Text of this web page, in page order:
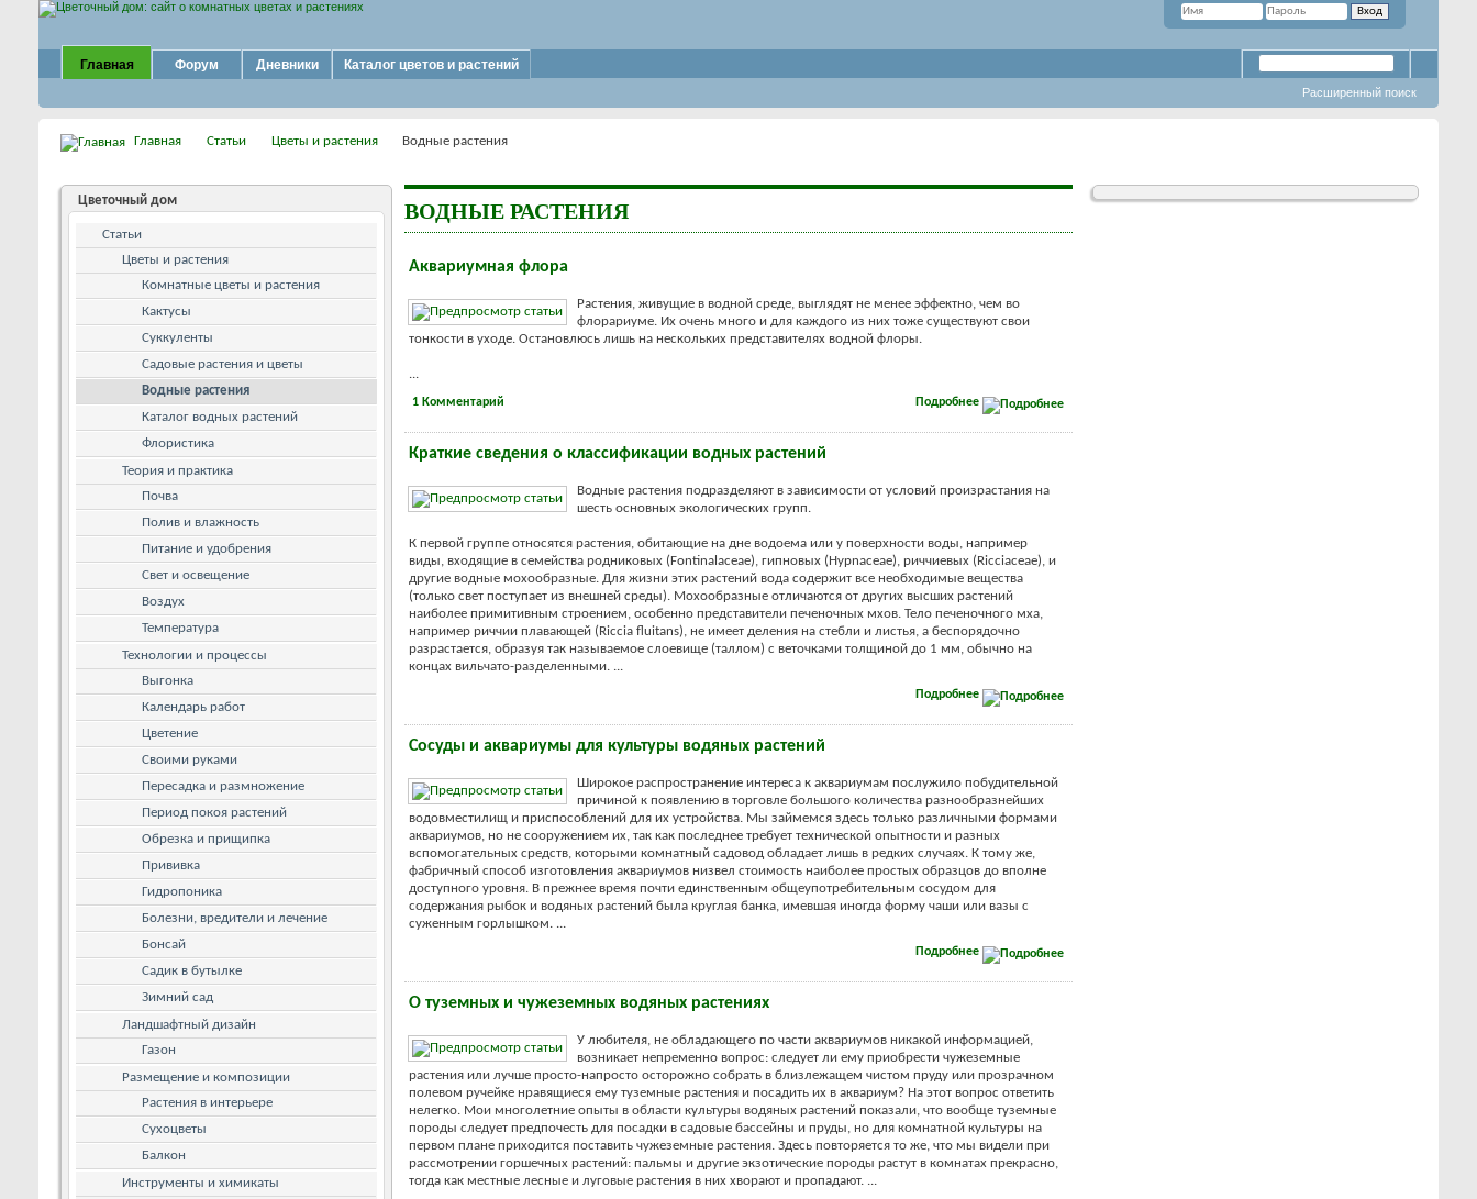
Главная Форум Дневники Каталог цветов и растений
Расширенный поиск
Главная Статьи Цветы и растения Водные растения
ВОДНЫЕ РАСТЕНИЯ
Аквариумная флора
Растения, живущие в водной среде, выглядят не менее эффектно, чем во
флорариуме. Их очень много и для каждого из них тоже существуют свои
тонкости в уходе. Остановлюсь лишь на нескольких представителях водной флоры.
Подробнее
1 Комментарий
Краткие сведения о классификации водных растений
Водные растения подразделяют в зависимости от условий произрастания на
шесть основных экологических групп.
К первой группе относятся растения, обитающие на дне водоема или у поверхности воды, например
виды, входящие в семейства родниковых (Fontinalaceae), гипновых (Нурnасеае), риччиевых (Ricciaceae), и
другие водные мохообразные. Для жизни этих растений вода содержит все необходимые вещества
(только свет поступает из внешней среды). Мохообразные отличаются от других высших растений
наиболее примитивным строением, особенно представители печеночных мхов. Тело печеночного мха,
например риччии плавающей (Riccia fluitans), не имеет деления на стебли и листья, а беспорядочно
разрастается, образуя так называемое слоевище (таллом) с веточками толщиной до 1 мм, обычно на
концах вильчато-разделенными. ...
Подробнее
Сосуды и аквариумы для культуры водяных растений
Широкое распространение интереса к аквариумам послужило побудительной
причиной к появлению в торговле большого количества разнообразнейших
водовместилищ и приспособлений для их устройства. Мы займемся здесь только различными формами
аквариумов, но не сооружением их, так как последнее требует технической опытности и разных
вспомогательных средств, которыми комнатный садовод обладает лишь в редких случаях. К тому же,
фабричный способ изготовления аквариумов низвел стоимость наиболее простых образцов до вполне
доступного уровня. В прежнее время почти единственным общеупотребительным сосудом для
содержания рыбок и водяных растений была круглая банка, имевшая иногда форму чаши или вазы с
суженным горлышком. ...
Подробнее
О туземных и чужеземных водяных растениях
У любителя, не обладающего по части аквариумов никакой информацией,
возникает непременно вопрос: следует ли ему приобрести чужеземные
растения или лучше просто-напросто осторожно собрать в близлежащем чистом пруду или прозрачном
полевом ручейке нравящиеся ему туземные растения и посадить их в аквариум? На этот вопрос ответить
нелегко. Мои многолетние опыты в области культуры водяных растений показали, что вообще туземные
породы следует предпочесть для посадки в садовые бассейны и пруды, но для комнатной культуры на
первом плане приходится поставить чужеземные растения. Здесь повторяется то же, что мы видели при
рассмотрении горшечных растений: пальмы и другие экзотические породы растут в комнатах прекрасно,
тогда как местные лесные и луговые растения в них хворают и пропадают. ...
Цветочный дом
Статьи
Цветы и растения
Комнатные цветы и растения
Кактусы
Суккуленты
Садовые растения и цветы
Водные растения
Каталог водных растений
Флористика
Теория и практика
Почва
Полив и влажность
Питание и удобрения
Свет и освещение
Воздух
Температура
Технологии и процессы
Выгонка
Календарь работ
Цветение
Своими руками
Пересадка и размножение
Период покоя растений
Обрезка и прищипка
Прививка
Гидропоника
Болезни, вредители и лечение
Бонсай
Садик в бутылке
Зимний сад
Ландшафтный дизайн
Газон
Размещение и композиции
Растения в интерьере
Сухоцветы
Балкон
Инструменты и химикаты